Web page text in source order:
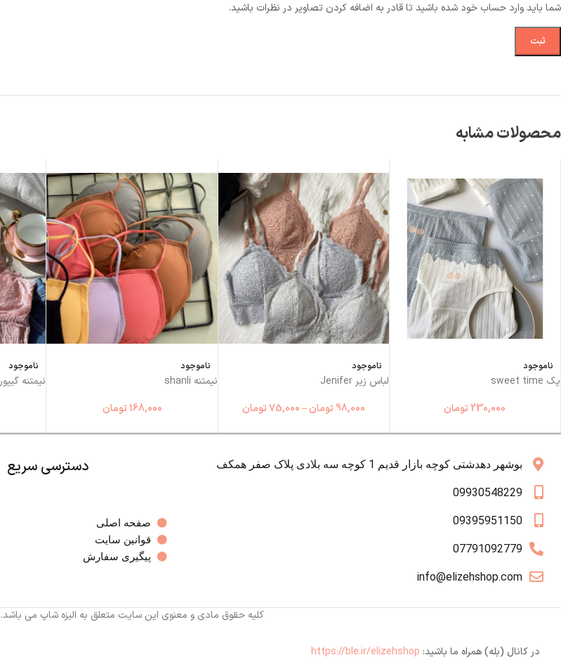
شما باید وارد حساب خود شده باشید تا قادر به اضافه کردن تصاویر در نظرات باشید.
محصولات مشابه
ناموجود
پک sweet time
230,000 تومان
ناموجود
لباس زیر Jenifer
98,000 تومان–
75,000تومان
ناموجود
نیمتنه shanli
168,000 تومان
ناموجود
نیمتنه گیپور Demi
بوشهر دهدشتی کوچه بازار قدیم 1 کوچه سه بلادی پلاک صفر همکف
09930548229
09395951150
07791092779
info@elizehshop.com
دسترسی سریع
صفحه اصلی
قوانین سایت
پیگیری سفارش
کلیه حقوق مادی و معنوی این سایت متعلق به الیزه شاپ می باشد.
در کانال (بله) همراه ما باشید: https://ble.ir/elizehshop